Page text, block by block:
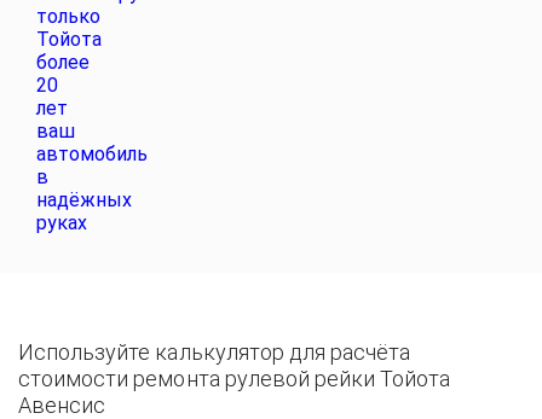
Используйте калькулятор для расчёта
стоимости ремонта рулевой рейки Тойота
Авенсис